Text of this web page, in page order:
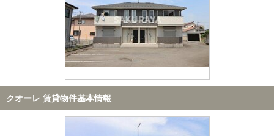
クオーレ 賃貸物件基本情報